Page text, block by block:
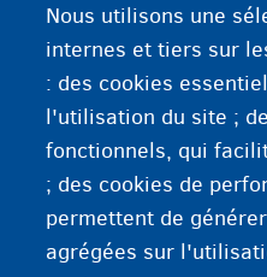
Ces deux mois
mois, sous certaines
être organisé dans le
Si la sécurité nationale
danger, le délai peut
mois.
La durée
procédures
Nous utilisons une
internes et tiers sur
: des cookies
l'utilisation du site ;
fonctionnels, qui
; des cookies de
permettent de
agrégées sur